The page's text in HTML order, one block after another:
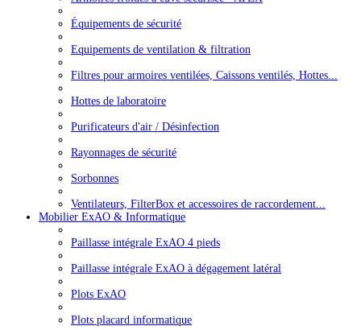
Équipements de sécurité
Equipements de ventilation & filtration
Filtres pour armoires ventilées, Caissons ventilés, Hottes...
Hottes de laboratoire
Purificateurs d'air / Désinfection
Rayonnages de sécurité
Sorbonnes
Ventilateurs, FilterBox et accessoires de raccordement...
Mobilier ExAO & Informatique
Paillasse intégrale ExAO 4 pieds
Paillasse intégrale ExAO à dégagement latéral
Plots ExAO
Plots placard informatique